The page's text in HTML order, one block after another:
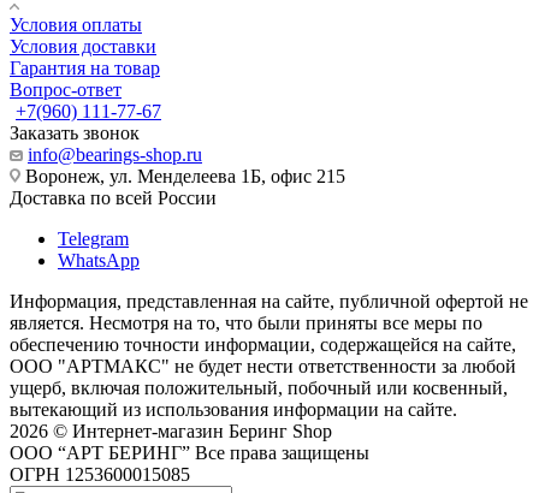
Условия оплаты
Условия доставки
Гарантия на товар
Вопрос-ответ
+7(960) 111-77-67
Заказать звонок
info@bearings-shop.ru
Воронеж, ул. Менделеева 1Б, офис 215
Доставка по всей России
Telegram
WhatsApp
Информация, представленная на сайте, публичной офертой не
является. Несмотря на то, что были приняты все меры по
обеспечению точности информации, содержащейся на сайте,
ООО "АРТМАКС" не будет нести ответственности за любой
ущерб, включая положительный, побочный или косвенный,
вытекающий из использования информации на сайте.
2026 © Интернет-магазин Беринг Shop
ООО “АРТ БЕРИНГ” Все права защищены
ОГРН 1253600015085